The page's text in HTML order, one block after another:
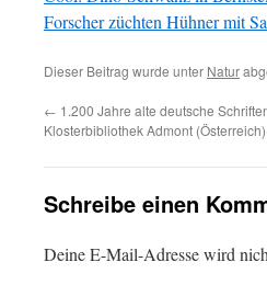
Forscher züchten Hühner mit
Dieser Beitrag wurde unter Natur
← 1.200 Jahre alte deutsche
Klosterbibliothek Admont
Schreibe einen
Deine E-Mail-Adresse wird